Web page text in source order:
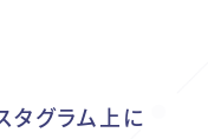
タグラム上に